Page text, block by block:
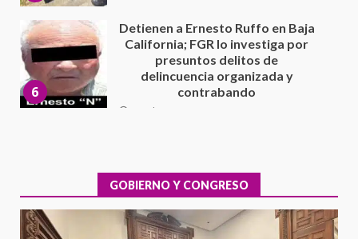
7
Sin paso carretera Oaxaca-
Cuacnopalan
26 junio 2026
1
integral de las instalaciones de la
Escuela Secundaria General
Moisés Sáenz Garza
5 agosto 2026
GOBIERNO Y CONGRESO